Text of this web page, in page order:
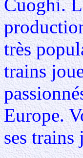
Cuoghi.
très
trains
Europe.
ses trains